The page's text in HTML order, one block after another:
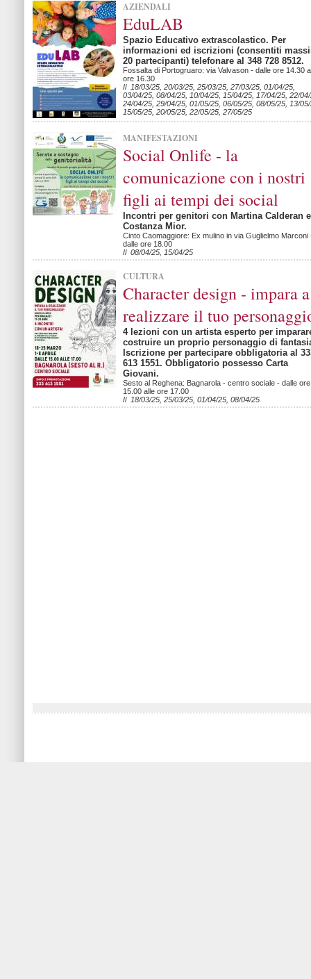
AZIENDALI
EduLAB
Spazio Educativo extrascolastico. Per
informazioni ed iscrizioni (consentiti
20 partecipanti) telefonare al 348 728 8512.
Fossalta di Portogruaro: via Valvason - dalle ore 14.30
ore 16.30
Il 18/03/25, 20/03/25, 25/03/25, 27/03/25, 01/04/25,
03/04/25, 08/04/25, 10/04/25, 15/04/25, 17/04/25, 22/
24/04/25, 29/04/25, 01/05/25, 06/05/25, 08/05/25, 13/
15/05/25, 20/05/25, 22/05/25, 27/05/25
MANIFESTAZIONI
Social Onlife - la
comunicazione con i nostri
figli ai tempi dei social
Incontri per genitori con Martina Calderan e
Costanza Mior.
Cinto Caomaggiore: Ex mulino in via Guglielmo Marconi
dalle ore 18.00
Il 08/04/25, 15/04/25
CULTURA
Character design - impara a
realizzare il tuo
4 lezioni con un artista esperto per
costruire un proprio personaggio di
Iscrizione per partecipare obbligatoria al
613 1551. Obbligatorio possesso Carta
Giovani.
Sesto al Reghena: Bagnarola - centro sociale - dalle ore
15.00 alle ore 17.00
Il 18/03/25, 25/03/25, 01/04/25, 08/04/25